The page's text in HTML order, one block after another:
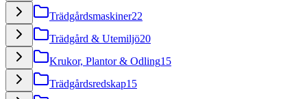
Trädgårdsmaskiner22
Trädgård & Utemiljö20
Krukor, Plantor & Odling15
Trädgårdsredskap15